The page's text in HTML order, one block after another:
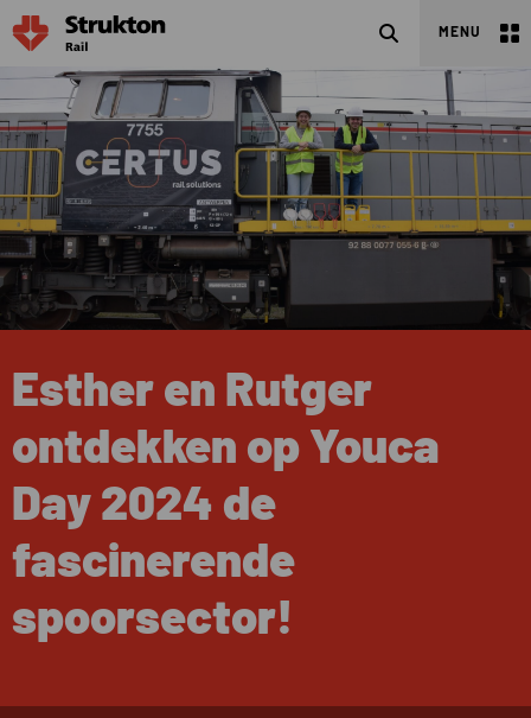
SearchMENU
Esther en Rutger
ontdekken op Youca
Day 2024 de
fascinerende
spoorsector!